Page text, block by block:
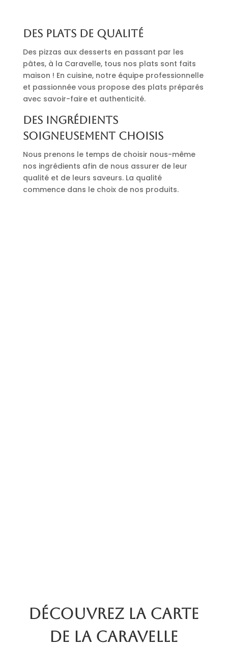
Des plats de qualité
Des pizzas aux desserts en passant par les
pâtes, à la Caravelle, tous nos plats sont faits
maison ! En cuisine, notre équipe professionnelle
et passionnée vous propose des plats préparés
avec savoir-faire et authenticité.
Des ingrédients
soigneusement choisis
Nous prenons le temps de choisir nous-même
nos ingrédients afin de nous assurer de leur
qualité et de leurs saveurs. La qualité
commence dans le choix de nos produits.
Découvrez la carte
de La Caravelle